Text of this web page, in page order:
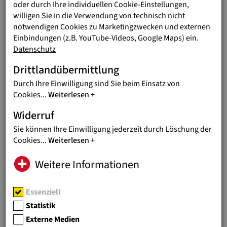
Jugendförderung und Berufsausbildung. Solche
Programme zeigen ihre Wirkung oft erst nach Jahren und
brauchen deshalb verlässliche und planbare Finanzierung.
Jede Spende, egal ob klein oder groß,
ist wichtig, weil sie
oder durch Ihre individuellen Cookie-Einstellungen,
willigen Sie in die Verwendung von technisch nicht
notwendigen Cookies zu Marketingzwecken und externen
Einbindungen (z.B. YouTube-Videos, Google Maps) ein.
Datenschutz
Drittlandübermittlung
Durch Ihre Einwilligung sind Sie beim Einsatz von
Cookies...Weiterlesen
Widerruf
Sie können Ihre Einwilligung jederzeit durch Löschung der
Cookies...Weiterlesen
Weitere Informationen
Essenziell
Statistik
Externe Medien